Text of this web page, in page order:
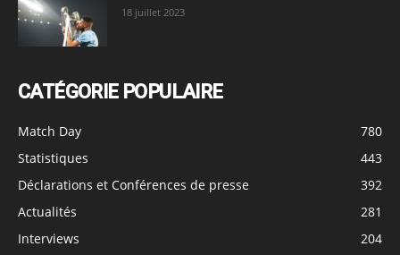
18 juillet 2023
CATÉGORIE POPULAIRE
Match Day
780
Statistiques
443
Déclarations et Conférences de presse
392
Actualités
281
Interviews
204